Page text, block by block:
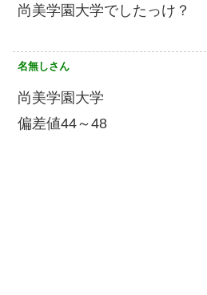
尚美学園大学でしたっけ？
名無しさん
尚美学園大学
偏差値44～48